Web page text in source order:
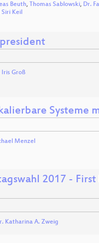
Beuth, Thomas Sablowski, Dr.
Siri Keil
Iris Groß
Systeme
Menzel
2017 -
Katharina A. Zweig